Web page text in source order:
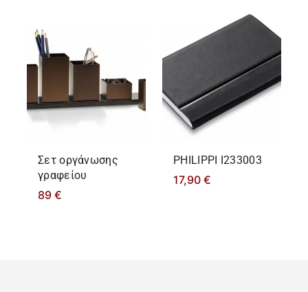
Σετ οργάνωσης
γραφείου
89 €
PHILIPPΙ I233003
17,90 €